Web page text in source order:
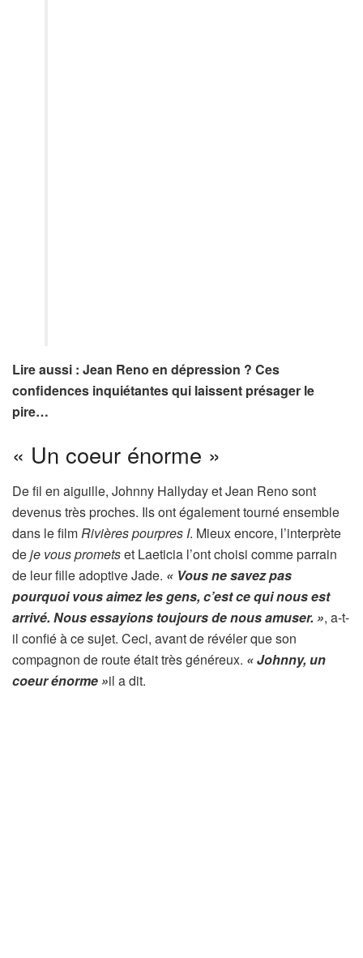
Lire aussi : Jean Reno en dépression ? Ces
confidences inquiétantes qui laissent présager le
pire…
« Un coeur énorme »
De fil en aiguille, Johnny Hallyday et Jean Reno sont
devenus très proches. Ils ont également tourné ensemble
dans le filmRivières pourpres I. Mieux encore, l’interprète
deje vous prometset Laeticia l’ont choisi comme parrain
de leur fille adoptive Jade. « Vous ne savez pas
pourquoi vous aimez les gens, c’est ce qui nous est
arrivé. Nous essayions toujours de nous amuser. », a-t-
il confié à ce sujet. Ceci, avant de révéler que son
compagnon de route était très généreux. « Johnny, un
coeur énorme »il a dit.